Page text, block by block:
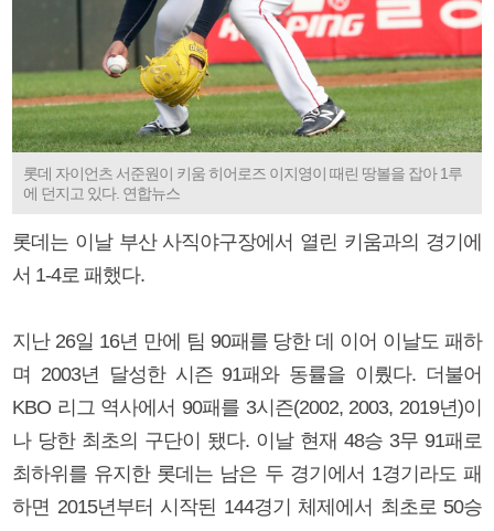
롯데 자이언츠 서준원이 키움 히어로즈 이지영이 때린 땅볼을 잡아 1루
에 던지고 있다. 연합뉴스
롯데는 이날 부산 사직야구장에서 열린 키움과의 경기에
서 1-4로 패했다.
지난 26일 16년 만에 팀 90패를 당한 데 이어 이날도 패하
며 2003년 달성한 시즌 91패와 동률을 이뤘다. 더불어
KBO 리그 역사에서 90패를 3시즌(2002, 2003, 2019년)이
나 당한 최초의 구단이 됐다. 이날 현재 48승 3무 91패로
최하위를 유지한 롯데는 남은 두 경기에서 1경기라도 패
하면 2015년부터 시작된 144경기 체제에서 최초로 50승